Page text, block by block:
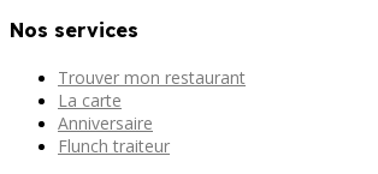
Nos services
Trouver mon restaurant
La carte
Anniversaire
Flunch traiteur